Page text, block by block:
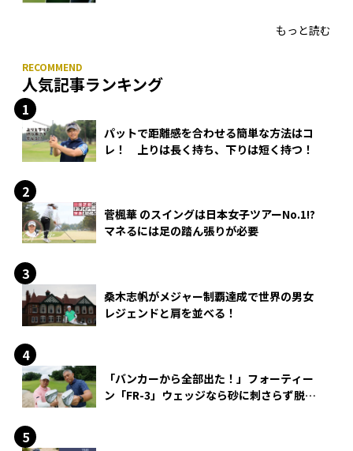
もっと読む
人気記事ランキング
パットで距離感を合わせる簡単な方法はコ
レ！ 上りは長く持ち、下りは短く持つ！
菅楓華 のスイングは日本女子ツアーNo.1!?
マネるには足の踏ん張りが必要
桑木志帆がメジャー制覇達成で世界の男女
レジェンドと肩を並べる！
「バンカーから全部出た！」フォーティー
ン「FR-3」ウェッジなら砂に刺さらず脱出